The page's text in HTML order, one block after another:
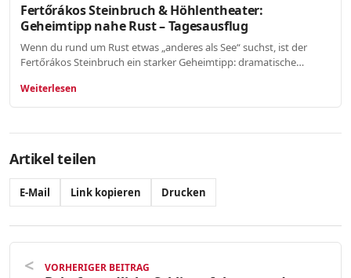
Fertőrákos Steinbruch & Höhlentheater:
Geheimtipp nahe Rust – Tagesausflug
Wenn du rund um Rust etwas „anderes als See“ suchst, ist der
Fertőrákos Steinbruch ein starker Geheimtipp: dramatische…
Weiterlesen
Artikel teilen
E-Mail Link kopieren Drucken
VORHERIGER BEITRAG